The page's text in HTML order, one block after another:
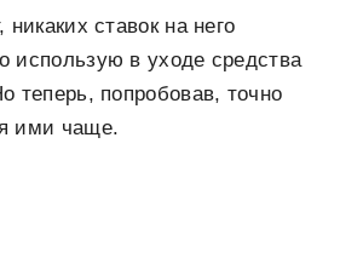
ставок на него
использую в уходе средства
теперь, попробовав, точно
ими чаще.